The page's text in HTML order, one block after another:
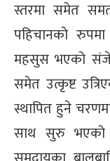
स्तरमा समेत
पहिचानको
महसुस भएको
समेत उत्कृष्ट
स्थापित हुने
साथ सुरु भएको